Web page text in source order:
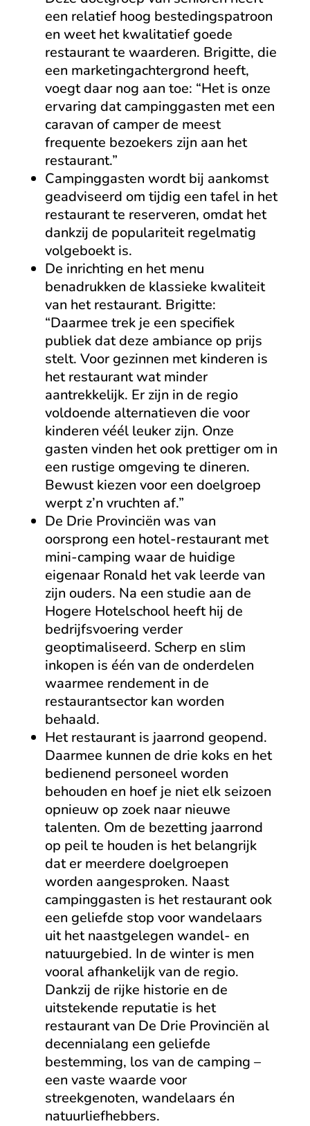
een relatief hoog bestedingspatroon
en weet het kwalitatief goede
restaurant te waarderen. Brigitte, die
een marketingachtergrond heeft,
voegt daar nog aan toe: “Het is onze
ervaring dat campinggasten met een
caravan of camper de meest
frequente bezoekers zijn aan het
restaurant.”
Campinggasten wordt bij aankomst
geadviseerd om tijdig een tafel in het
restaurant te reserveren, omdat het
dankzij de populariteit regelmatig
volgeboekt is.
De inrichting en het menu
benadrukken de klassieke kwaliteit
van het restaurant. Brigitte:
“Daarmee trek je een specifiek
publiek dat deze ambiance op prijs
stelt. Voor gezinnen met kinderen is
het restaurant wat minder
aantrekkelijk. Er zijn in de regio
voldoende alternatieven die voor
kinderen véél leuker zijn. Onze
gasten vinden het ook prettiger om in
een rustige omgeving te dineren.
Bewust kiezen voor een doelgroep
werpt z’n vruchten af.”
De Drie Provinciën was van
oorsprong een hotel-restaurant met
mini-camping waar de huidige
eigenaar Ronald het vak leerde van
zijn ouders. Na een studie aan de
Hogere Hotelschool heeft hij de
bedrijfsvoering verder
geoptimaliseerd. Scherp en slim
inkopen is één van de onderdelen
waarmee rendement in de
restaurantsector kan worden
behaald.
Het restaurant is jaarrond geopend.
Daarmee kunnen de drie koks en het
bedienend personeel worden
behouden en hoef je niet elk seizoen
opnieuw op zoek naar nieuwe
talenten. Om de bezetting jaarrond
op peil te houden is het belangrijk
dat er meerdere doelgroepen
worden aangesproken. Naast
campinggasten is het restaurant ook
een geliefde stop voor wandelaars
uit het naastgelegen wandel- en
natuurgebied. In de winter is men
vooral afhankelijk van de regio.
Dankzij de rijke historie en de
uitstekende reputatie is het
restaurant van De Drie Provinciën al
decennialang een geliefde
bestemming, los van de camping –
een vaste waarde voor
streekgenoten, wandelaars én
natuurliefhebbers.